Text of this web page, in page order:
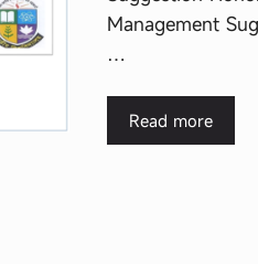
Management
…
Read more